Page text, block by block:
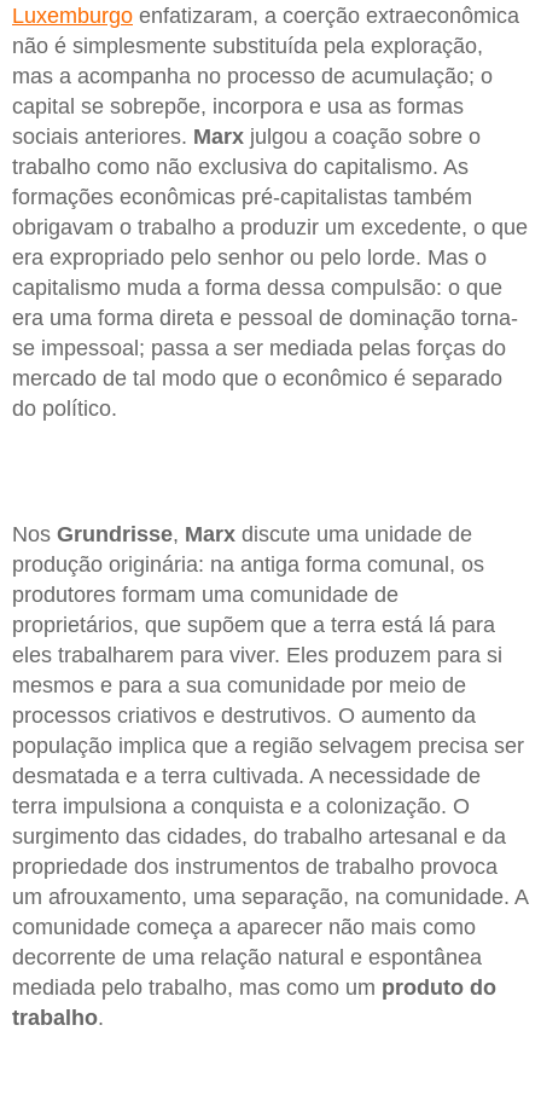
Luxemburgo enfatizaram, a coerção extraeconômica
não é simplesmente substituída pela exploração,
mas a acompanha no processo de acumulação; o
capital se sobrepõe, incorpora e usa as formas
sociais anteriores. Marx julgou a coação sobre o
trabalho como não exclusiva do capitalismo. As
formações econômicas pré-capitalistas também
obrigavam o trabalho a produzir um excedente, o que
era expropriado pelo senhor ou pelo lorde. Mas o
capitalismo muda a forma dessa compulsão: o que
era uma forma direta e pessoal de dominação torna-
se impessoal; passa a ser mediada pelas forças do
mercado de tal modo que o econômico é separado
do político.
Nos Grundrisse, Marx discute uma unidade de
produção originária: na antiga forma comunal, os
produtores formam uma comunidade de
proprietários, que supõem que a terra está lá para
eles trabalharem para viver. Eles produzem para si
mesmos e para a sua comunidade por meio de
processos criativos e destrutivos. O aumento da
população implica que a região selvagem precisa ser
desmatada e a terra cultivada. A necessidade de
terra impulsiona a conquista e a colonização. O
surgimento das cidades, do trabalho artesanal e da
propriedade dos instrumentos de trabalho provoca
um afrouxamento, uma separação, na comunidade. A
comunidade começa a aparecer não mais como
decorrente de uma relação natural e espontânea
mediada pelo trabalho, mas como um produto do
trabalho.